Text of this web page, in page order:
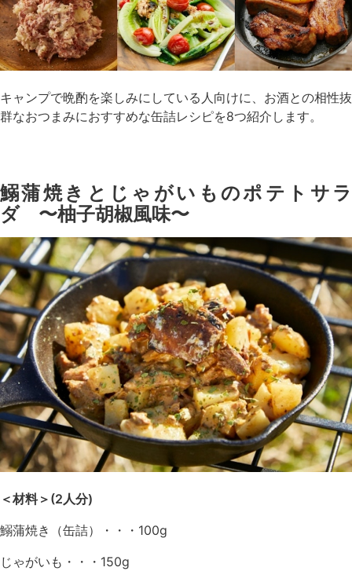
キャンプで晩酌を楽しみにしている人向けに、お酒との相性抜
群なおつまみにおすすめな缶詰レシピを8つ紹介します。
鰯蒲焼きとじゃがいものポテトサラ
ダ 〜柚子胡椒風味〜
＜材料＞(2人分)
鰯蒲焼き（缶詰）・・・100g
じゃがいも・・・150g